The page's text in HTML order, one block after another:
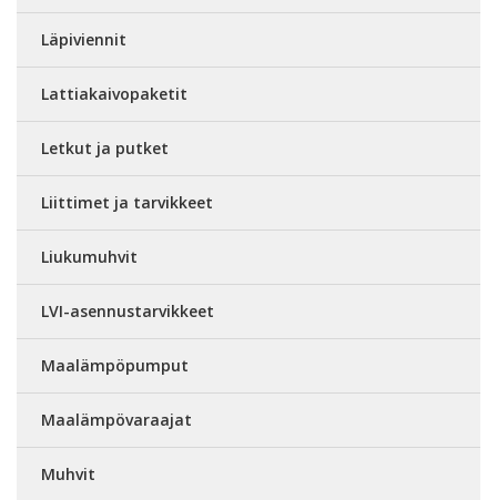
Läpiviennit
Lattiakaivopaketit
Letkut ja putket
Liittimet ja tarvikkeet
Liukumuhvit
LVI-asennustarvikkeet
Maalämpöpumput
Maalämpövaraajat
Muhvit